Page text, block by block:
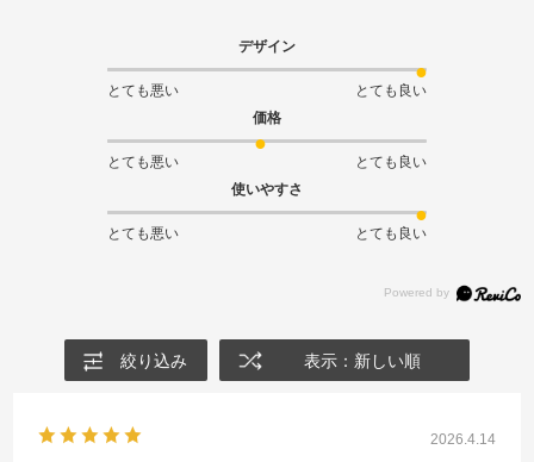
デザイン
とても悪い
とても良い
価格
とても悪い
とても良い
使いやすさ
とても悪い とても良い
絞り込み 表示：新しい順
2026.4.14